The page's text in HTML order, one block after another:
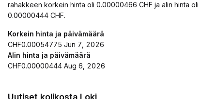
rahakkeen korkein hinta oli 0.00000466 CHF ja alin hinta oli
0.00000444 CHF.
Korkein hinta ja päivämäärä
CHF0.00054775 Jun 7, 2026
Alin hinta ja päivämäärä
CHF0.00000444 Aug 6, 2026
Uutiset kolikosta Loki